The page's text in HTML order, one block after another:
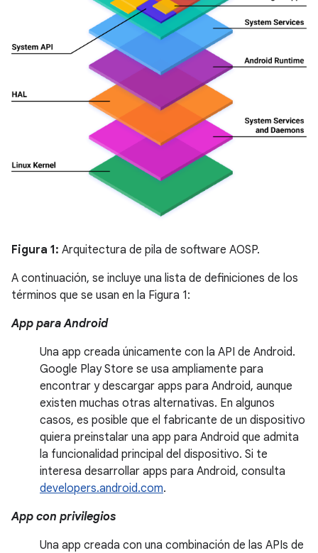
Figura 1: Arquitectura de pila de software AOSP.
A continuación, se incluye una lista de definiciones de los
términos que se usan en la Figura 1:
App para Android
Una app creada únicamente con la API de Android.
Google Play Store se usa ampliamente para
encontrar y descargar apps para Android, aunque
existen muchas otras alternativas. En algunos
casos, es posible que el fabricante de un dispositivo
quiera preinstalar una app para Android que admita
la funcionalidad principal del dispositivo. Si te
interesa desarrollar apps para Android, consulta
developers.android.com.
App con privilegios
Una app creada con una combinación de las APIs de